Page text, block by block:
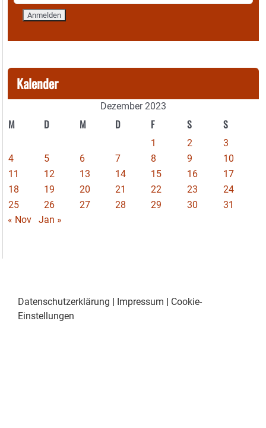
Kalender
Dezember 2023
M D M D F S S
1 2
3
4
5 6 7 8 9
10
11
12 13 14 15 16
17
18
19 20 21 22 23
24
25
26 27 28 29 30
31
« Nov
Jan »
Datenschutzerklärung | Impressum | Cookie-
Einstellungen